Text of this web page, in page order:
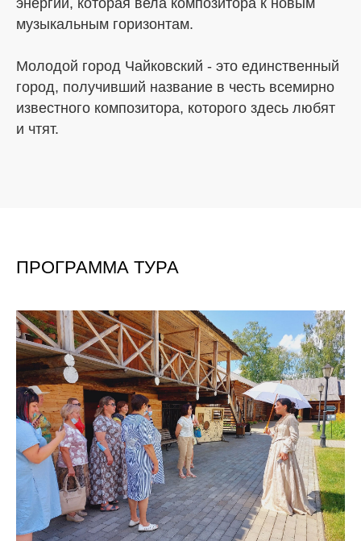
музыкальным горизонтам.
Молодой город Чайковский - это единственный
город, получивший название в честь всемирно
известного композитора, которого здесь любят
и чтят.
ПРОГРАММА ТУРА